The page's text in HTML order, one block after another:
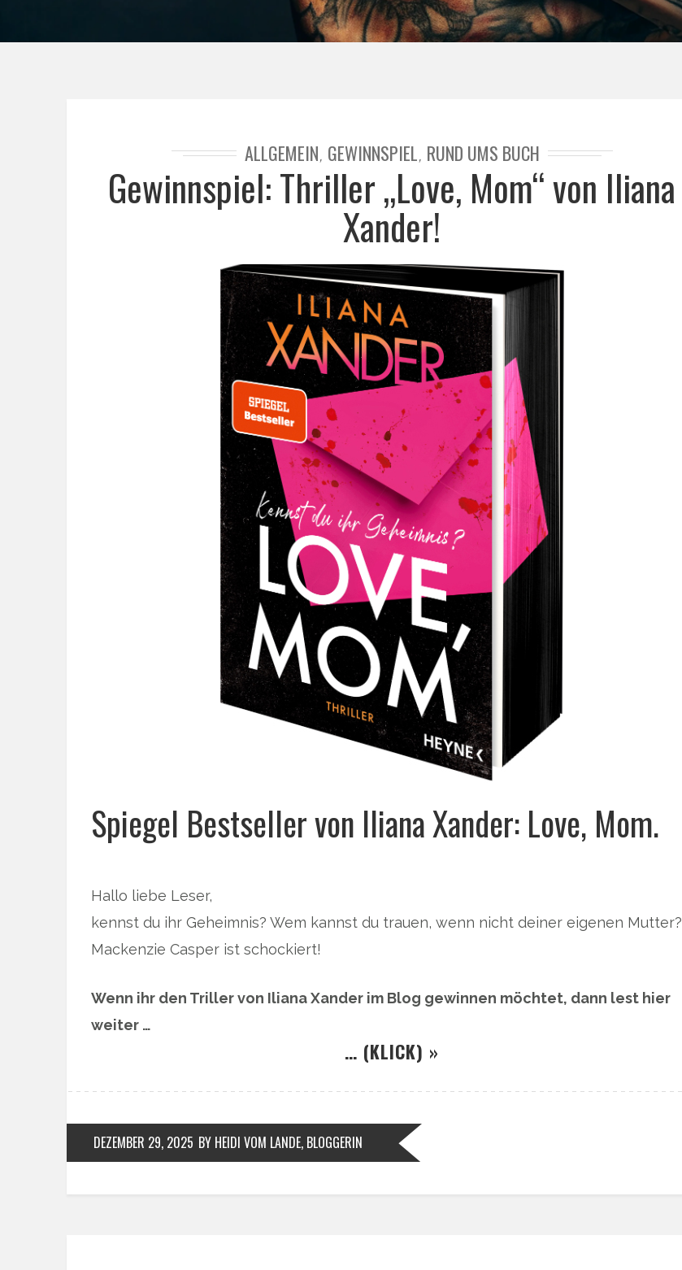
ALLGEMEIN, GEWINNSPIEL, RUND UMS BUCH
Gewinnspiel: Thriller „Love, Mom“ von Iliana
Xander!
Spiegel Bestseller von Iliana Xander: Love, Mom.
Hallo liebe Leser,
kennst du ihr Geheimnis? Wem kannst du trauen, wenn nicht deiner eigenen Mutter?
Mackenzie Casper ist schockiert!
Wenn ihr den Triller von Iliana Xander im Blog gewinnen möchtet, dann lest hier
weiter …
… (KLICK) »
DEZEMBER 29, 2025 BY HEIDI VOM LANDE, BLOGGERIN